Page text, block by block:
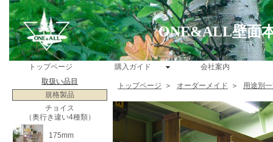
ONE&ALL壁面
トップページ 購入ガイド
会社案内
取扱い品目
規格製品
チョイス
（奥行き違い4種類）
175mm
トップページ ＞ オーダーメイド ＞ 用途別